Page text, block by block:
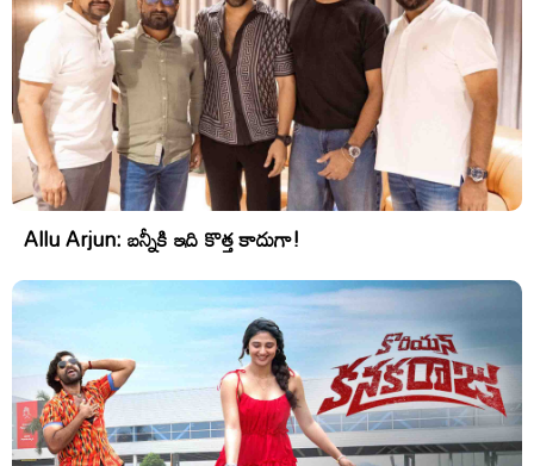
Allu Arjun: బన్నీకి ఇది కొత్త కాదుగా!